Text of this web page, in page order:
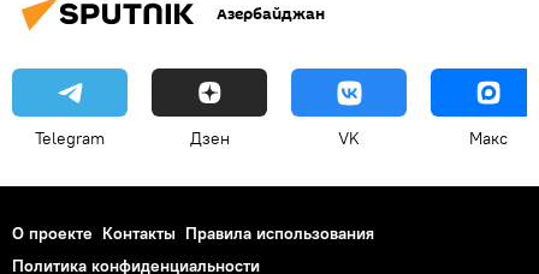
Азербайджан
Telegram Дзен VK Макс
О проекте Контакты Правила использования
Политика конфиденциальности